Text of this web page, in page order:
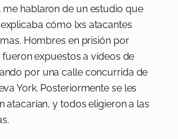
me hablaron de un estudio que
cómo lxs atacantes
Hombres en prisión por
expuestos a vídeos de
por una calle concurrida de
York. Posteriormente se les
atacarían, y todos eligieron a las